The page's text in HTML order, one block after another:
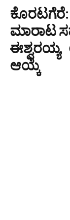
ಕೊರಟಗೆರೆ:
ಮಾರಾಟ
ಈಶ್ವರಯ್ಯ,
ಆಯ್ಕೆ